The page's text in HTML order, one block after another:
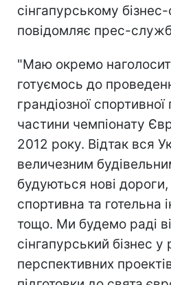
сінгапурському
повідомляє прес-
"Маю окремо
готуємось до
грандіозної спортивної
частини чемпіонату
2012 року. Відтак вся
величезним
будуються нові дороги,
спортивна та готельна
тощо. Ми будемо раді
сінгапурський бізнес у
перспективних